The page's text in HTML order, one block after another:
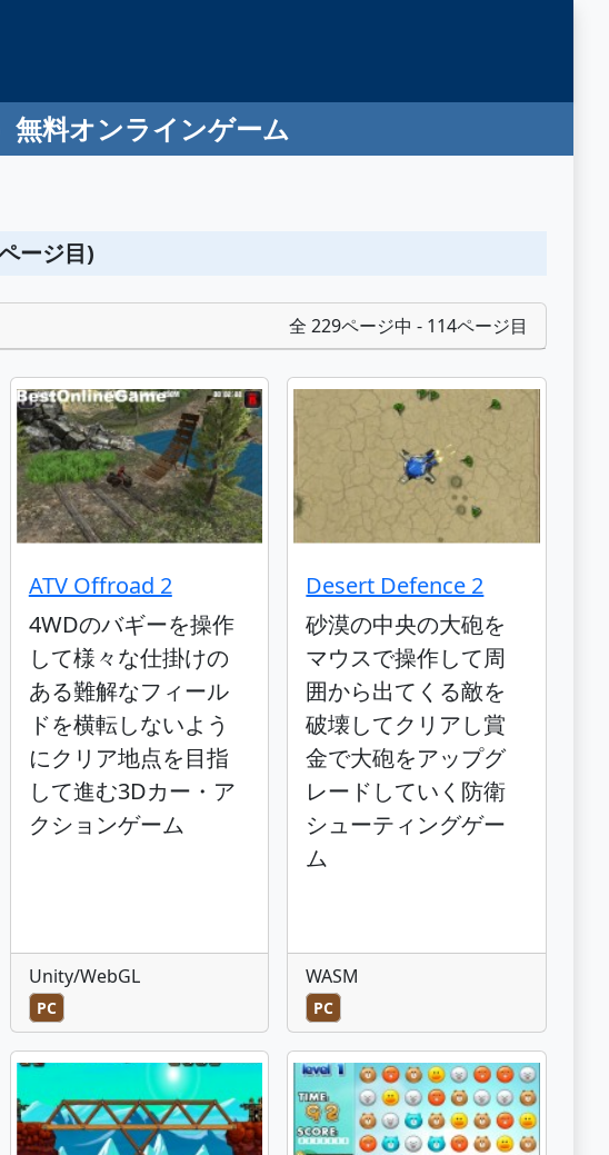
料オンラインゲーム
ージ目)
全 229ページ中 - 114ページ目
ATV Offroad 2
4WDのバギーを操作
して様々な仕掛けの
ある難解なフィール
ドを横転しないよう
にクリア地点を目指
して進む3Dカー・ア
クションゲーム
Unity/WebGL
PC
Desert Defence 2
砂漠の中央の大砲を
マウスで操作して周
囲から出てくる敵を
破壊してクリアし賞
金で大砲をアップグ
レードしていく防衛
シューティングゲー
ム
WASM
PC